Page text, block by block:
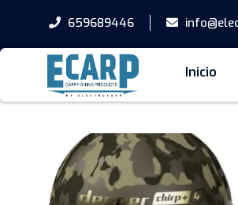
659689446
Inicio